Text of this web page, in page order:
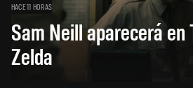
HACE 11 HORAS
Sam Neill aparecerá en
Zelda